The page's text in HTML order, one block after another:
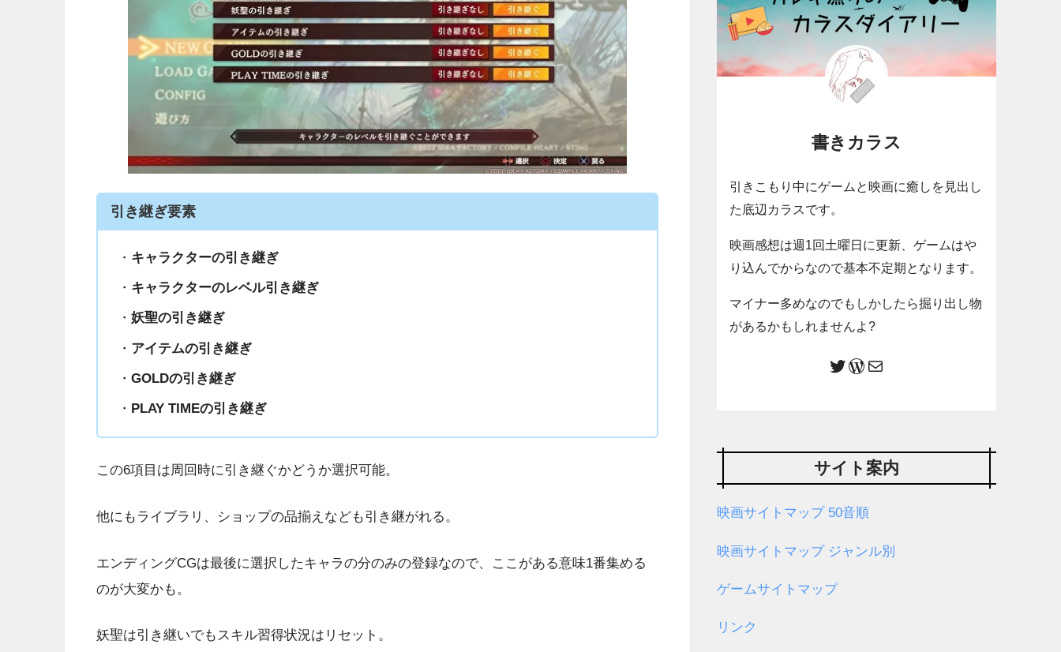
引き継ぎ要素
・ キャラクターの引き継ぎ
・ キャラクターのレベル引き継ぎ
・ 妖聖の引き継ぎ
・ アイテムの引き継ぎ
・ GOLDの引き継ぎ
・ PLAY TIMEの引き継ぎ
この6項目は周回時に引き継ぐかどうか選択可能。
他にもライブラリ、ショップの品揃えなども引き継がれる。
エンディングCGは最後に選択したキャラの分のみの登録なので、ここがある意味1番集める
のが大変かも。
妖聖は引き継いでもスキル習得状況はリセット。
書きカラス
引きこもり中にゲームと映画に癒しを見出し
た底辺カラスです。
映画感想は週1回土曜日に更新、ゲームはや
り込んでからなので基本不定期となります。
マイナー多めなのでもしかしたら掘り出し物
があるかもしれませんよ?
サイト案内
映画サイトマップ 50音順
映画サイトマップ ジャンル別
ゲームサイトマップ
リンク